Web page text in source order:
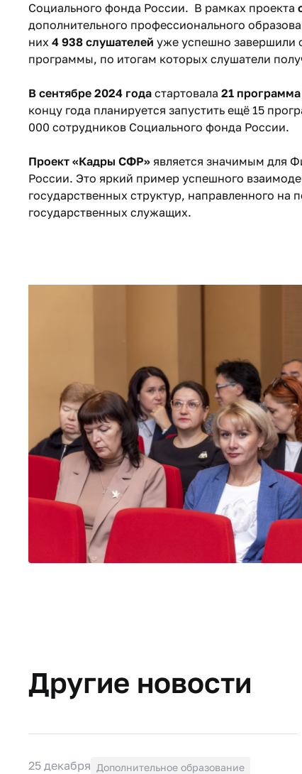
Социального фонда России. В рамках проекта
дополнительного профессионального
них 4 938 слушателей уже успешно завершили
программы, по итогам которых слушатели
В сентябре 2024 года стартовала 21
концу года планируется запустить ещё 15
000 сотрудников Социального фонда России.
Проект «Кадры СФР» является значимым для
России. Это яркий пример успешного
государственных структур, направленного
государственных служащих.​
Другие новости
25 декабря Дополнительное образование